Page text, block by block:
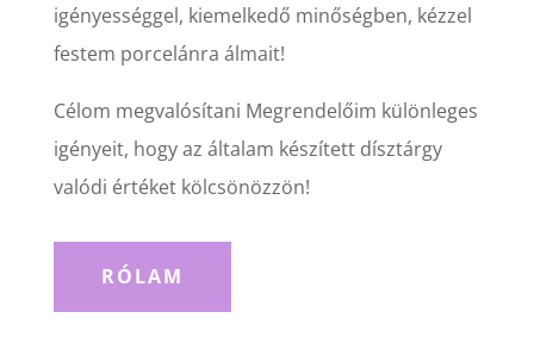
igényességgel, kiemelkedő minőségben, kézzel
festem porcelánra álmait!
Célom megvalósítani Megrendelőim különleges
igényeit, hogy az általam készített dísztárgy
valódi értéket kölcsönözzön!
RÓLAM